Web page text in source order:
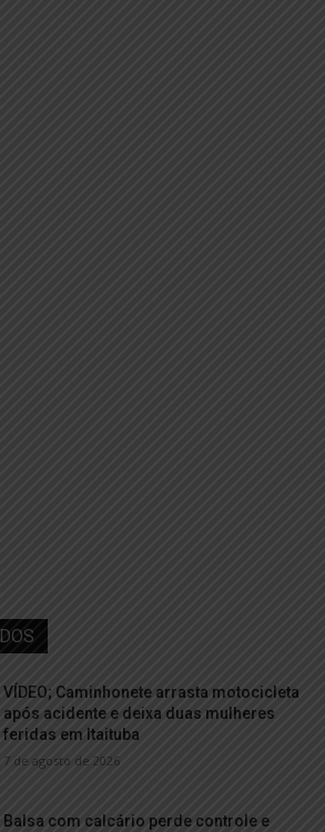
VÍDEO; Caminhonete arrasta motocicleta
após acidente e deixa duas mulheres
feridas em Itaituba
7 de agosto de 2026
Balsa com calcário perde controle e